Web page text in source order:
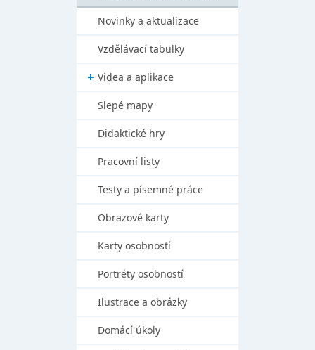
Novinky a aktualizace
Vzdělávací tabulky
Videa a aplikace
Slepé mapy
Didaktické hry
Pracovní listy
Testy a písemné práce
Obrazové karty
Karty osobností
Portréty osobností
Ilustrace a obrázky
Domácí úkoly